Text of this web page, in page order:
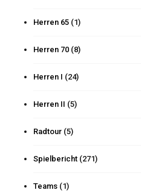
Herren 65 (1)
Herren 70 (8)
Herren I (24)
Herren II (5)
Radtour (5)
Spielbericht (271)
Teams (1)